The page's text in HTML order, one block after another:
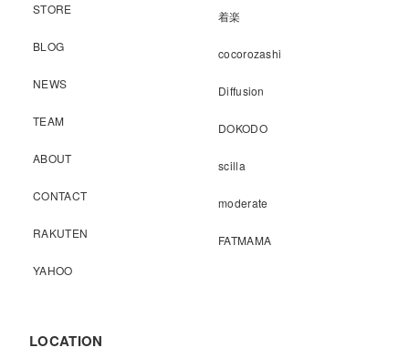
STORE
BLOG
NEWS
TEAM
ABOUT
CONTACT
RAKUTEN
YAHOO
着楽
cocorozashi
Diffusion
DOKODO
scilla
moderate
FATMAMA
LOCATION